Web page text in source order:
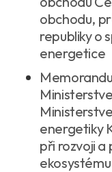
obchodu,
republiky o
energetice
energetiky
při rozvoji
ekosystému